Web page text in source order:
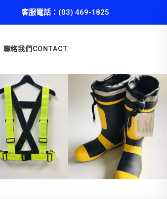
客服電話：(03) 469-1825
聯絡我們CONTACT